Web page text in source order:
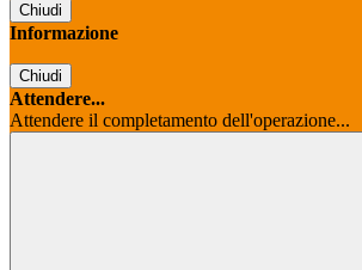
Chiudi
Informazione
Chiudi
Attendere...
Attendere il completamento dell'operazione...